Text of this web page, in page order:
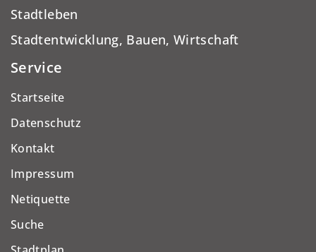
Stadtleben
Stadtentwicklung, Bauen, Wirtschaft
Service
Startseite
Datenschutz
Kontakt
Impressum
Netiquette
Suche